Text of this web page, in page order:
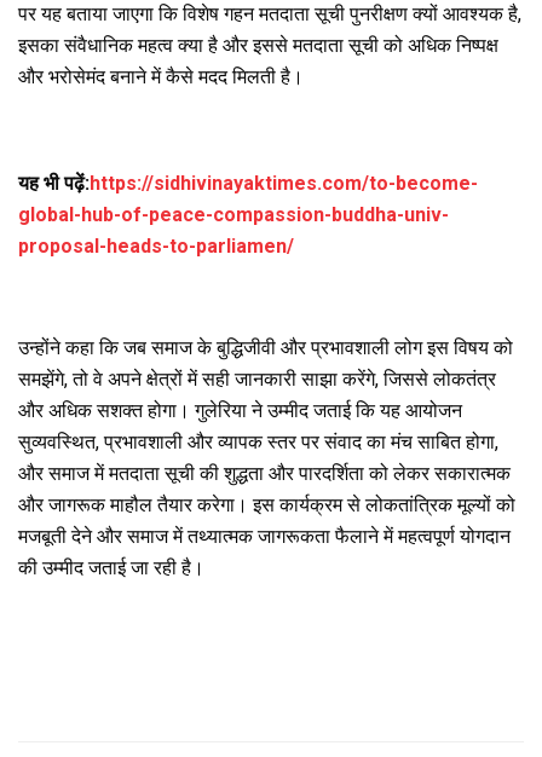
पर यह बताया जाएगा कि विशेष गहन मतदाता सूची पुनरीक्षण क्यों आवश्यक है,
इसका संवैधानिक महत्व क्या है और इससे मतदाता सूची को अधिक निष्पक्ष
और भरोसेमंद बनाने में कैसे मदद मिलती है।
यह भी पढ़ें:https://sidhivinayaktimes.com/to-become-
global-hub-of-peace-compassion-buddha-univ-
proposal-heads-to-parliamen/
उन्होंने कहा कि जब समाज के बुद्धिजीवी और प्रभावशाली लोग इस विषय को
समझेंगे, तो वे अपने क्षेत्रों में सही जानकारी साझा करेंगे, जिससे लोकतंत्र
और अधिक सशक्त होगा। गुलेरिया ने उम्मीद जताई कि यह आयोजन
सुव्यवस्थित, प्रभावशाली और व्यापक स्तर पर संवाद का मंच साबित होगा,
और समाज में मतदाता सूची की शुद्धता और पारदर्शिता को लेकर सकारात्मक
और जागरूक माहौल तैयार करेगा। इस कार्यक्रम से लोकतांत्रिक मूल्यों को
मजबूती देने और समाज में तथ्यात्मक जागरूकता फैलाने में महत्वपूर्ण योगदान
की उम्मीद जताई जा रही है।